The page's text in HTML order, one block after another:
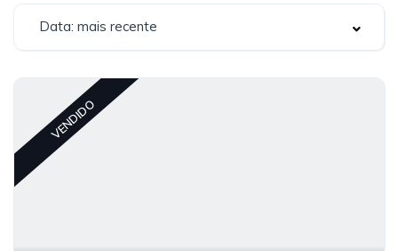
Data: mais recente
VENDIDO